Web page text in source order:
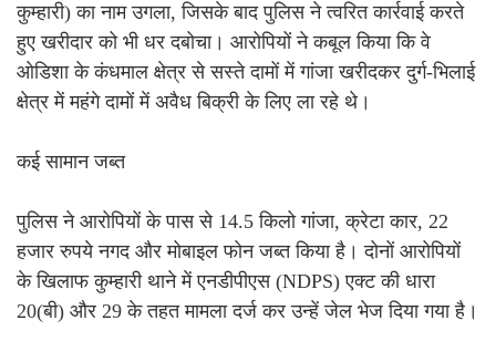
कुम्हारी) का नाम उगला, जिसके बाद पुलिस ने त्वरित कार्रवाई करते
हुए खरीदार को भी धर दबोचा। आरोपियों ने कबूल किया कि वे
ओडिशा के कंधमाल क्षेत्र से सस्ते दामों में गांजा खरीदकर दुर्ग-भिलाई
क्षेत्र में महंगे दामों में अवैध बिक्री के लिए ला रहे थे।
कई सामान जब्त
पुलिस ने आरोपियों के पास से 14.5 किलो गांजा, क्रेटा कार, 22
हजार रुपये नगद और मोबाइल फोन जब्त किया है। दोनों आरोपियों
के खिलाफ कुम्हारी थाने में एनडीपीएस (NDPS) एक्ट की धारा
20(बी) और 29 के तहत मामला दर्ज कर उन्हें जेल भेज दिया गया है।